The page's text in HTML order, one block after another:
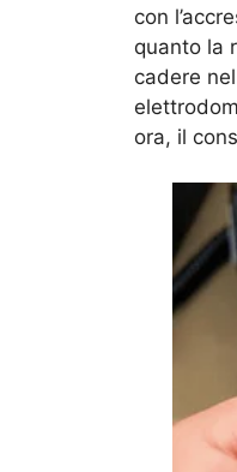
con
quanto la
cadere
ora, il